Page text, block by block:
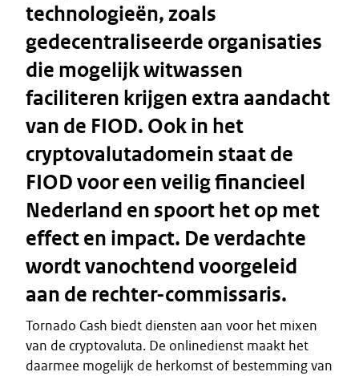
technologieën, zoals
gedecentraliseerde organisaties
die mogelijk witwassen
faciliteren krijgen extra aandacht
van de FIOD. Ook in het
cryptovalutadomein staat de
FIOD voor een veilig financieel
Nederland en spoort het op met
effect en impact. De verdachte
wordt vanochtend voorgeleid
aan de rechter-commissaris.
Tornado Cash biedt diensten aan voor het mixen
van de cryptovaluta. De onlinedienst maakt het
daarmee mogelijk de herkomst of bestemming van